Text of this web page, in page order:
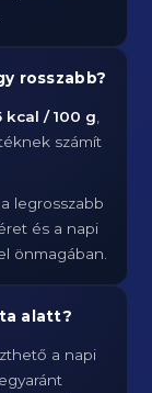
rosszabb?
kcal / 100 g
számít
legrosszabb
és a napi
önmagában.
alatt?
a napi